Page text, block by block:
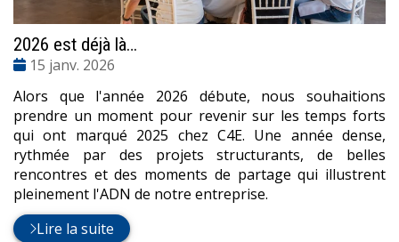
2026 est déjà là…
Date
15 janv. 2026
Alors que l'année 2026 débute, nous souhaitions
prendre un moment pour revenir sur les temps forts
qui ont marqué 2025 chez C4E. Une année dense,
rythmée par des projets structurants, de belles
rencontres et des moments de partage qui illustrent
pleinement l'ADN de notre entreprise.
Lire la suite